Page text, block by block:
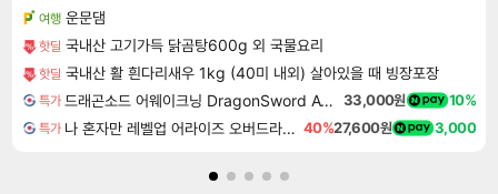
여행 운문댐
핫딜 국내산 고기가득 닭곰탕600g 외 국물요리
핫딜 국내산 활 흰다리새우 1kg (40미 내외) 살아있을 때 빙장포장
특가 드래곤소드 어웨이크닝 DragonSword Awakening 33,000원 10%
특가 나 혼자만 레벨업 어라이즈 오버드라이브 Solo Leveling Arise 40%27,600원 3,000